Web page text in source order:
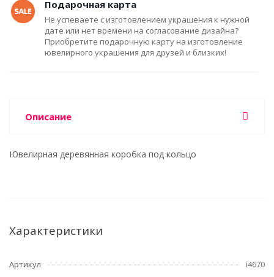
Подарочная карта
Не успеваете с изготовлением украшения к нужной
дате или нет времени на согласование дизайна?
Приобретите подарочную карту на изготовление
ювелирного украшения для друзей и близких!
Описание
Ювелирная деревянная коробка под кольцо
Характеристики
Артикул i4670